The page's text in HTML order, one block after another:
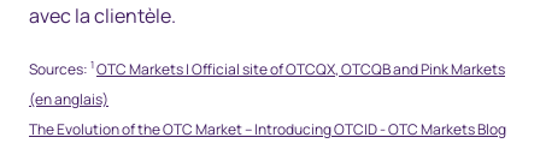
avec la clientèle.
Sources: 1OTC Markets | Official site of OTCQX, OTCQB and Pink Markets
(en anglais)
The Evolution of the OTC Market – Introducing OTCID - OTC Markets Blog